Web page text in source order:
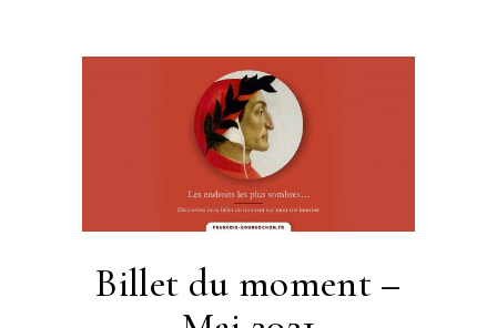
Billet du moment –